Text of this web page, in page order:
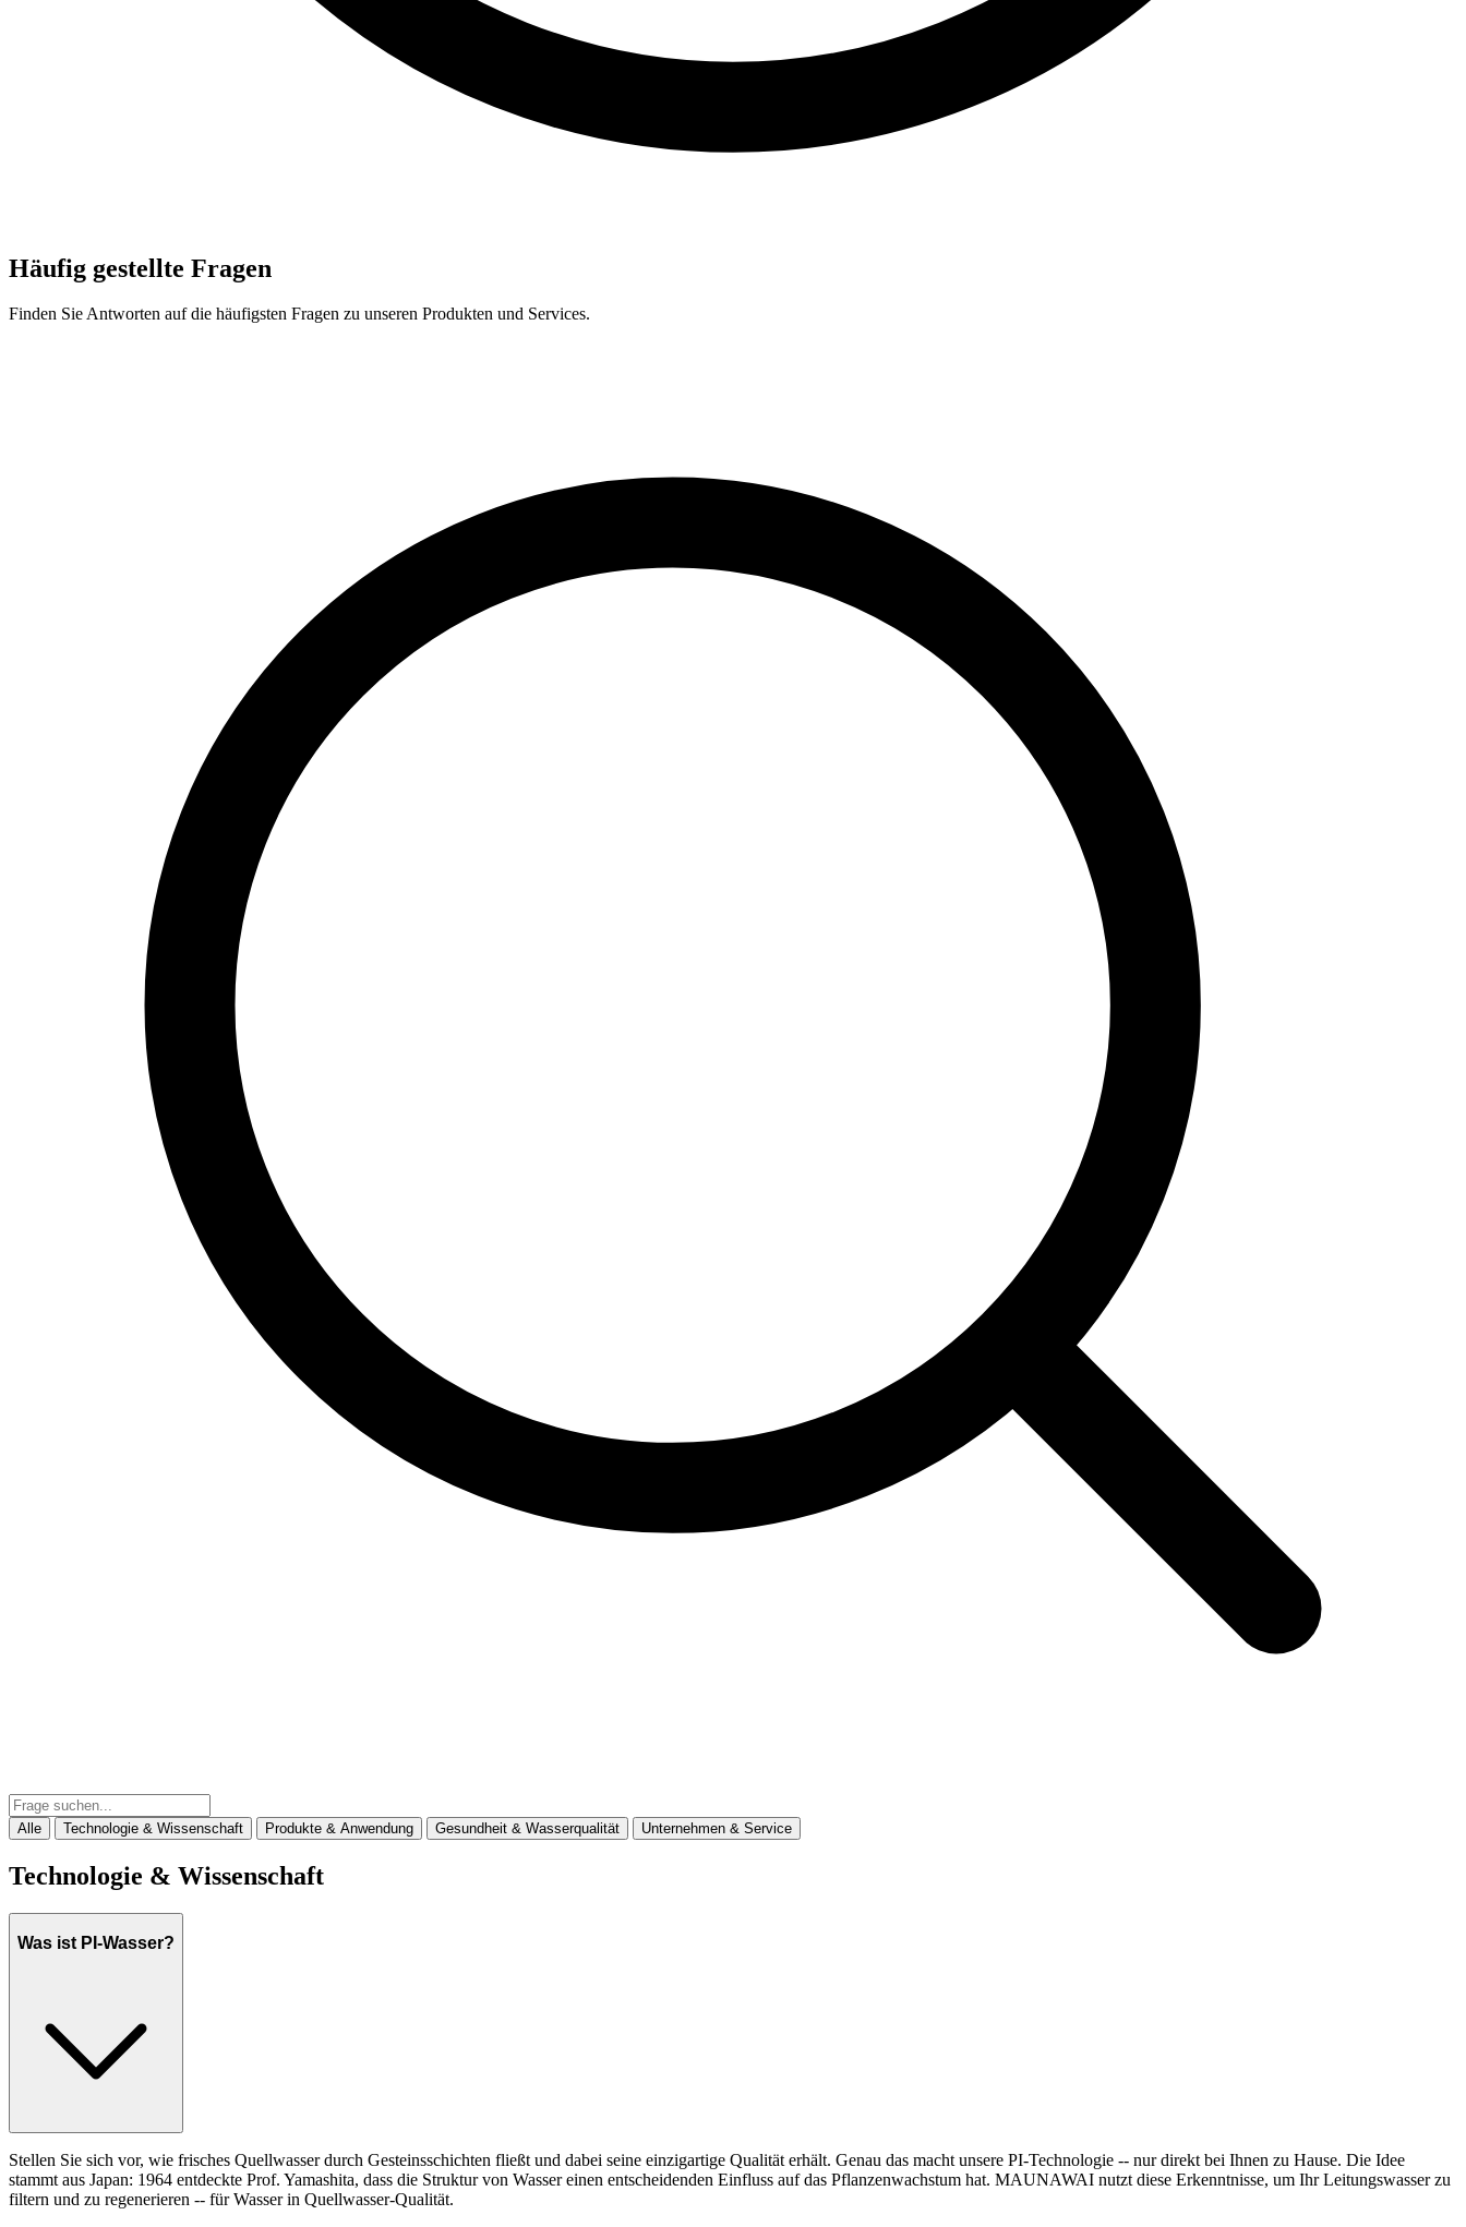
Häufig gestellte Fragen
Finden Sie Antworten auf die häufigsten Fragen zu unseren Produkten und Services.
Alle Technologie & Wissenschaft Produkte & Anwendung Gesundheit & Wasserqualität Unternehmen & Service
Technologie & Wissenschaft
Was ist PI-Wasser?
Stellen Sie sich vor, wie frisches Quellwasser durch Gesteinsschichten fließt und dabei seine einzigartige Qualität erhält. Genau das macht unsere PI-Technologie -- nur direkt bei Ihnen zu Hause. Die Idee
stammt aus Japan: 1964 entdeckte Prof. Yamashita, dass die Struktur von Wasser einen entscheidenden Einfluss auf das Pflanzenwachstum hat. MAUNAWAI nutzt diese Erkenntnisse, um Ihr Leitungswasser zu
filtern und zu regenerieren -- für Wasser in Quellwasser-Qualität.